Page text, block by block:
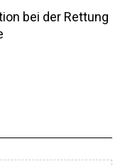
bei der Rettung